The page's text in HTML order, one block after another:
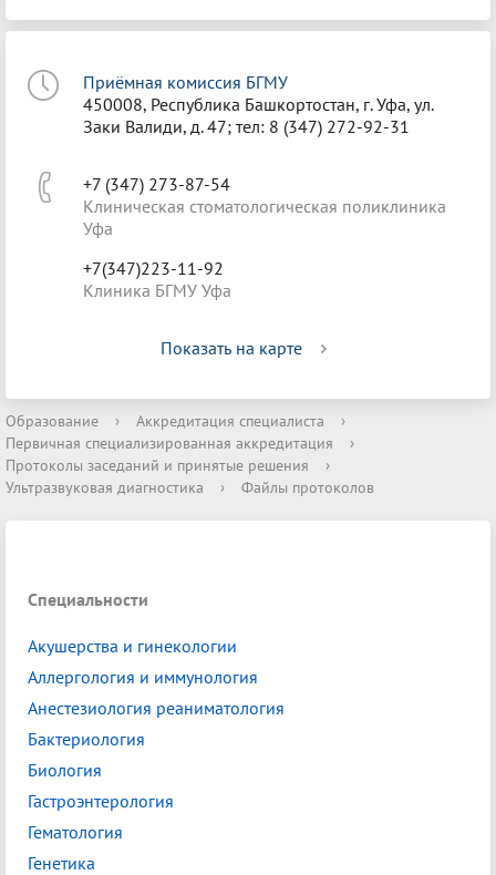
Приёмная комиссия БГМУ
450008, Республика Башкортостан, г. Уфа, ул.
Заки Валиди, д. 47; тел: 8 (347) 272-92-31
+7 (347) 273-87-54
Клиническая стоматологическая поликлиника
Уфа
+7(347)223-11-92
Клиника БГМУ Уфа
Показать на карте
Образование › Аккредитация специалиста
›
Первичная специализированная аккредитация
›
Протоколы заседаний и принятые решения
›
Ультразвуковая диагностика
› Файлы протоколов
Специальности
Акушерства и гинекологии
Аллергология и иммунология
Анестезиология реаниматология
Бактериология
Биология
Гастроэнтерология
Гематология
Генетика